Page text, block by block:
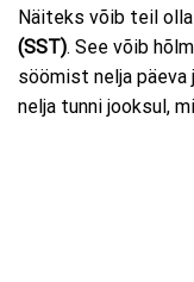
Näiteks võib teil
(SST). See võib
söömist nelja
nelja tunni jooksul,